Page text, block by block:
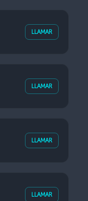
LLAMAR
LLAMAR
LLAMAR
LLAMAR